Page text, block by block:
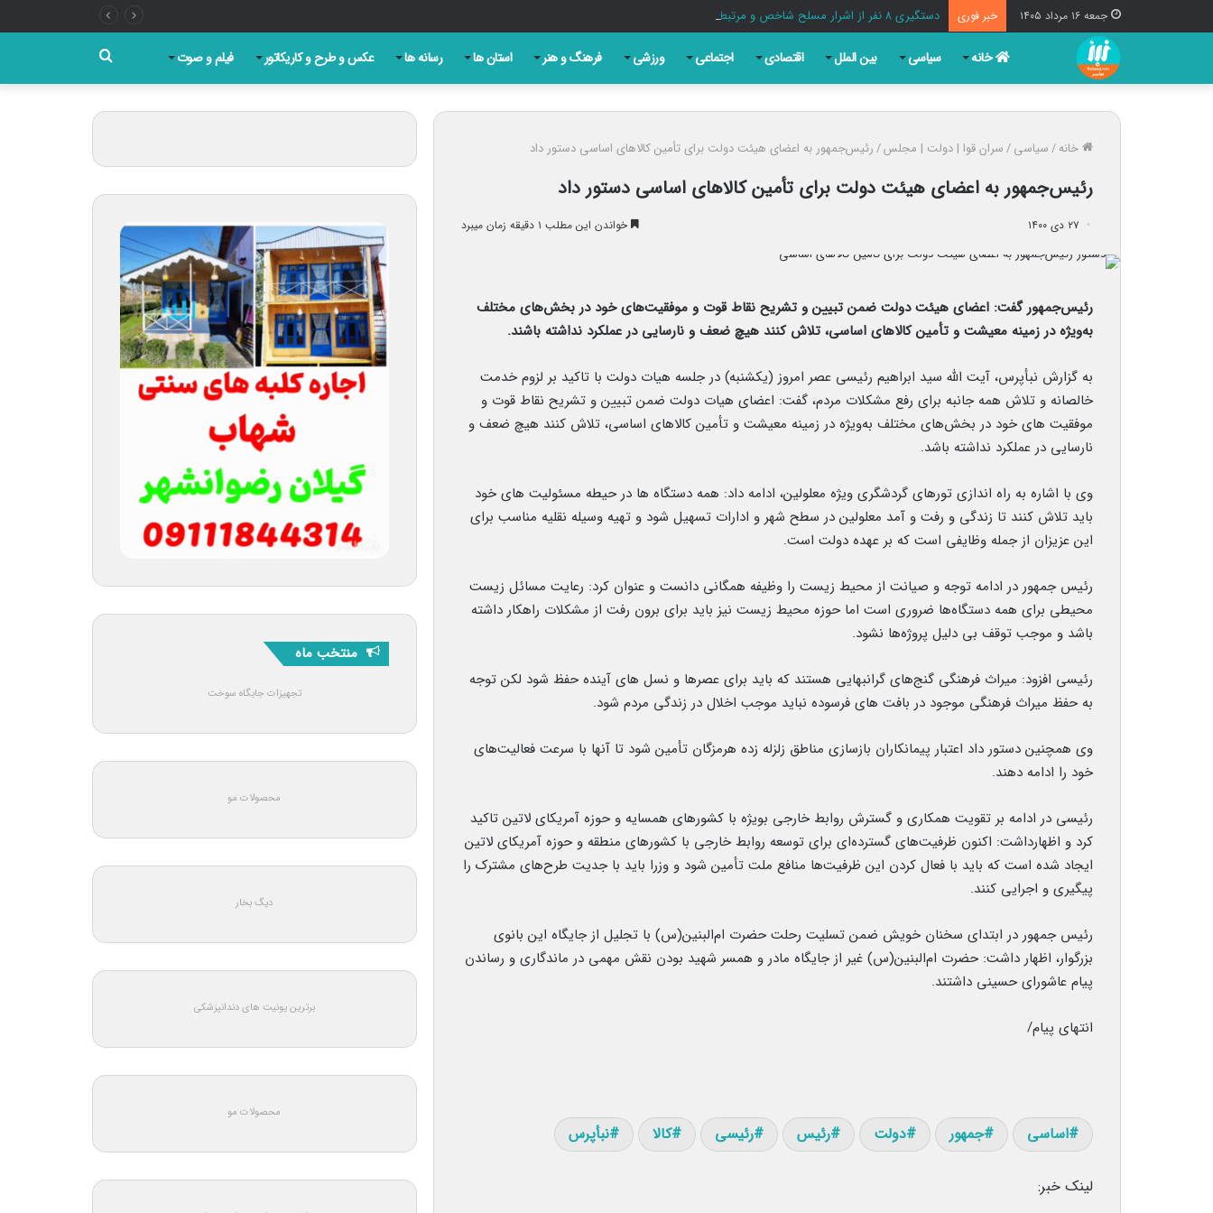
جمعه ۱۶ مرداد ۱۴۰۵ خبر فوری دستگیری ۸ نفر از اشرار مسلح شاخص و مرتبطین گروهک‌های تروریستی
خانه سیاسی بین الملل اقتصادی اجتماعی ورزشی فرهنگ و هنر استان ها رسانه ها عکس و طرح و کاریکاتور فیلم و صوت
برای
خانه/سیاسی/سران قوا | دولت | مجلس/رئیس‌جمهور به اعضای هیئت دولت برای تأمین کالاهای اساسی دستور داد
رئیس‌جمهور به اعضای هیئت دولت برای تأمین کالاهای اساسی دستور داد
۲۷ دی ۱۴۰۰ خواندن این مطلب ۱ دقیقه زمان میبرد
رئیس‌جمهور گفت: اعضای هیئت دولت ضمن تبیین و تشریح نقاط قوت و موفقیت‌های خود در بخش‌های مختلف
به‌ویژه در زمینه معیشت و تأمین کالاهای اساسی، تلاش کنند هیچ ضعف و نارسایی در عملکرد نداشته باشند.
به گزارش نبأپرس، آیت الله سید ابراهیم رئیسی عصر امروز (یکشنبه) در جلسه هیات دولت با تاکید بر لزوم خدمت
خالصانه و تلاش همه جانبه برای رفع مشکلات مردم، گفت: اعضای هیات دولت ضمن تبیین و تشریح نقاط قوت و
موفقیت های خود در بخش‌های مختلف به‌ویژه در زمینه معیشت و تأمین کالاهای اساسی، تلاش کنند هیچ ضعف و
نارسایی در عملکرد نداشته باشد.
وی با اشاره به راه اندازی تورهای گردشگری ویژه معلولین، ادامه داد: همه دستگاه ها در حیطه مسئولیت های خود
باید تلاش کنند تا زندگی و رفت و آمد معلولین در سطح شهر و ادارات تسهیل شود و تهیه وسیله نقلیه مناسب برای
این عزیزان از جمله وظایفی است که بر عهده دولت است.
رئیس جمهور در ادامه توجه و صیانت از محیط زیست را وظیفه همگانی دانست و عنوان کرد: رعایت مسائل زیست
محیطی برای همه دستگاه‌ها ضروری است اما حوزه محیط زیست نیز باید برای برون رفت از مشکلات راهکار داشته
باشد و موجب توقف بی دلیل پروژه‌ها نشود.
رئیسی افزود: میراث فرهنگی گنج‌های گرانبهایی هستند که باید برای عصرها و نسل های آینده حفظ شود لکن توجه
به حفظ میراث فرهنگی موجود در بافت های فرسوده نباید موجب اخلال در زندگی مردم شود.
وی همچنین دستور داد اعتبار پیمانکاران بازسازی مناطق زلزله زده هرمزگان تأمین شود تا آنها با سرعت فعالیت‌های
خود را ادامه دهند.
رئیسی در ادامه بر تقویت همکاری و گسترش روابط خارجی بویژه با کشورهای همسایه و حوزه آمریکای لاتین تاکید
کرد و اظهارداشت: اکنون ظرفیت‌های گسترده‌ای برای توسعه روابط خارجی با کشورهای منطقه و حوزه آمریکای لاتین
ایجاد شده است که باید با فعال کردن این ظرفیت‌ها منافع ملت تأمین شود و وزرا باید با جدیت طرح‌های مشترک را
پیگیری و اجرایی کنند.
رئیس جمهور در ابتدای سخنان خویش ضمن تسلیت رحلت حضرت ام‌البنین(س) با تجلیل از جایگاه این بانوی
بزرگوار، اظهار داشت: حضرت ام‌البنین(س) غیر از جایگاه مادر و همسر شهید بودن نقش مهمی در ماندگاری و رساندن
پیام عاشورای حسینی داشتند.
انتهای پیام/
اساسی جمهور دولت رئیس رئیسی کالا نبأپرس
لینک خبر:
منتخب ماه
تجهیزات جایگاه سوخت
محصولات مو
دیگ بخار
برترین یونیت های دندانپزشکی
محصولات مو